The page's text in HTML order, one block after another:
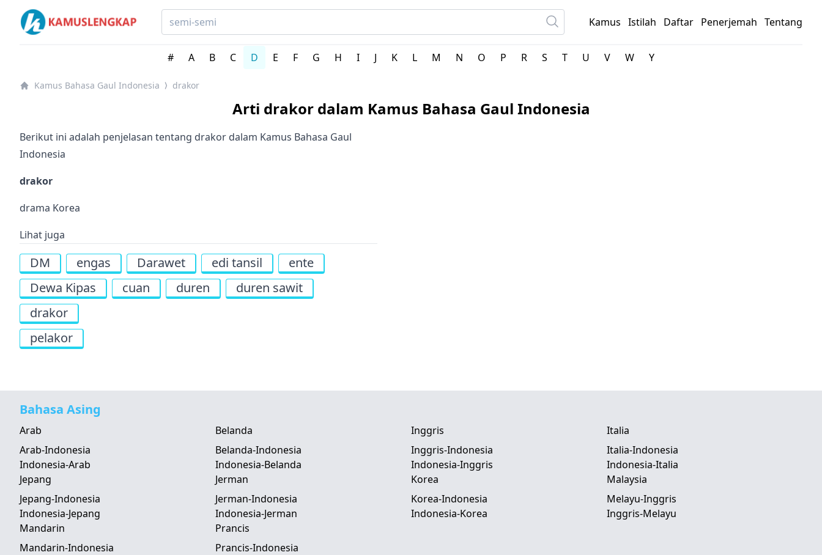
Kamus bahasa Gaul Indonesia - Indonesian slang word dictionary - Kamus Lengkap Online
Kamus Istilah Daftar Penerjemah Tentang
# A B C D E F G H I J K L M N O P R S T U V W Y
Kamus Bahasa Gaul Indonesia ⟩ drakor
Arti drakor dalam Kamus Bahasa Gaul Indonesia
Berikut ini adalah penjelasan tentang drakor dalam Kamus Bahasa Gaul
Indonesia
drakor
drama Korea
Lihat juga
DM engas Darawet edi tansil
ente
Dewa Kipas
cuan duren
duren sawit
drakor
pelakor
Bahasa Asing
Arab
Arab-Indonesia
Indonesia-Arab
Belanda
Belanda-Indonesia
Indonesia-Belanda
Inggris
Inggris-Indonesia
Indonesia-Inggris
Italia
Italia-Indonesia
Indonesia-Italia
Jepang
Jepang-Indonesia
Indonesia-Jepang
Jerman
Jerman-Indonesia
Indonesia-Jerman
Korea
Korea-Indonesia
Indonesia-Korea
Malaysia
Melayu-Inggris
Inggris-Melayu
Mandarin
Mandarin-Indonesia
Prancis
Prancis-Indonesia